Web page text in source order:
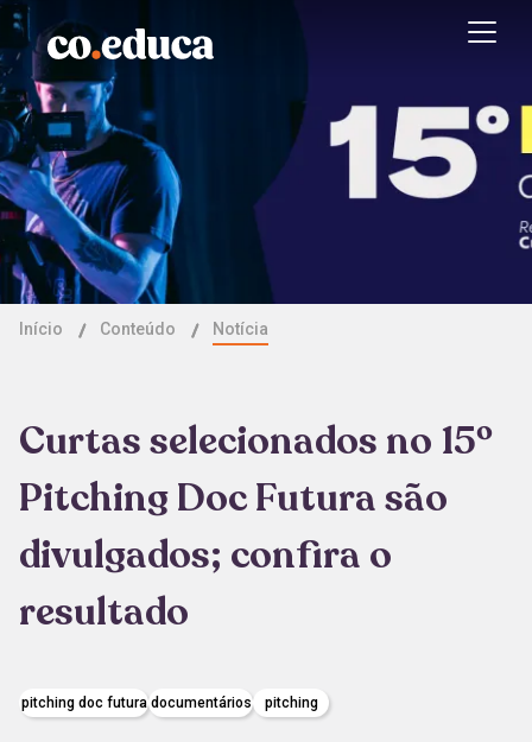
Início Conteúdo Notícia
Curtas selecionados no 15º
Pitching Doc Futura são
divulgados; confira o
resultado
pitching doc futura documentários pitching